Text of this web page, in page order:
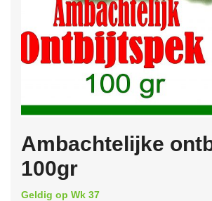
Ambachtelijke
100gr
Geldig op Wk 37